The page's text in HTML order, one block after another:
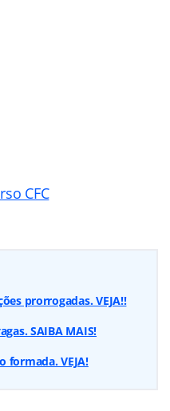
CFC
prorrogadas. VEJA!!
SAIBA MAIS!
formada. VEJA!